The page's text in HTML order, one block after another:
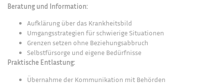
Beratung und Information:
Aufklärung über das Krankheitsbild
Umgangsstrategien für schwierige Situationen
Grenzen setzen ohne Beziehungsabbruch
Selbstfürsorge und eigene Bedürfnisse
Praktische Entlastung:
Übernahme der Kommunikation mit Behörden